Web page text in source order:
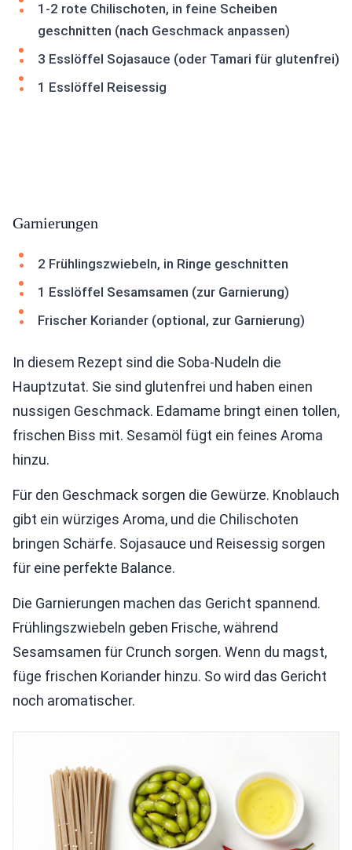
1-2 rote Chilischoten, in feine Scheiben
geschnitten (nach Geschmack anpassen)
3 Esslöffel Sojasauce (oder Tamari für glutenfrei)
1 Esslöffel Reisessig
Garnierungen
2 Frühlingszwiebeln, in Ringe geschnitten
1 Esslöffel Sesamsamen (zur Garnierung)
Frischer Koriander (optional, zur Garnierung)
In diesem Rezept sind die Soba-Nudeln die
Hauptzutat. Sie sind glutenfrei und haben einen
nussigen Geschmack. Edamame bringt einen tollen,
frischen Biss mit. Sesamöl fügt ein feines Aroma
hinzu.
Für den Geschmack sorgen die Gewürze. Knoblauch
gibt ein würziges Aroma, und die Chilischoten
bringen Schärfe. Sojasauce und Reisessig sorgen
für eine perfekte Balance.
Die Garnierungen machen das Gericht spannend.
Frühlingszwiebeln geben Frische, während
Sesamsamen für Crunch sorgen. Wenn du magst,
füge frischen Koriander hinzu. So wird das Gericht
noch aromatischer.